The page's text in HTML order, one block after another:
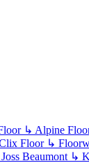
↳ Alpine
Floor ↳
Joss Beaumont ↳